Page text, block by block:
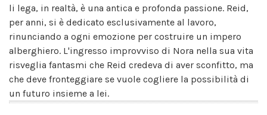
li lega, in realtà, è una antica e profonda passione. Reid,
per anni, si è dedicato esclusivamente al lavoro,
rinunciando a ogni emozione per costruire un impero
alberghiero. L'ingresso improvviso di Nora nella sua vita
risveglia fantasmi che Reid credeva di aver sconfitto, ma
che deve fronteggiare se vuole cogliere la possibilità di
un futuro insieme a lei.